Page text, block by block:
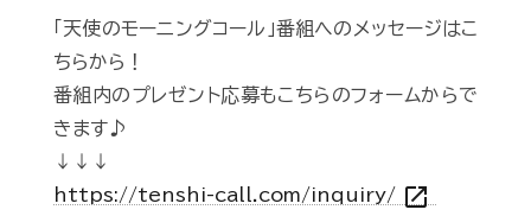
「天使のモーニングコール」番組へのメッセージはこ
ちらから！
番組内のプレゼント応募もこちらのフォームからで
きます♪
↓↓↓
https://tenshi-call.com/inquiry/ open_in_new